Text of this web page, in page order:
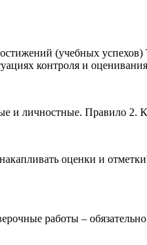
(учебных
контроля и
и личностные. Правило 2.
оценки и
работы –